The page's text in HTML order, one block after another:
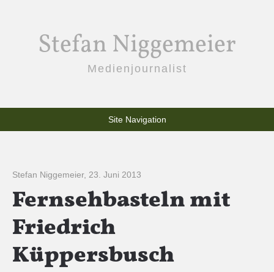
Stefan Niggemeier
Medienjournalist
Site Navigation
Stefan Niggemeier, 23. Juni 2013
Fernsehbasteln mit
Friedrich
Küppersbusch